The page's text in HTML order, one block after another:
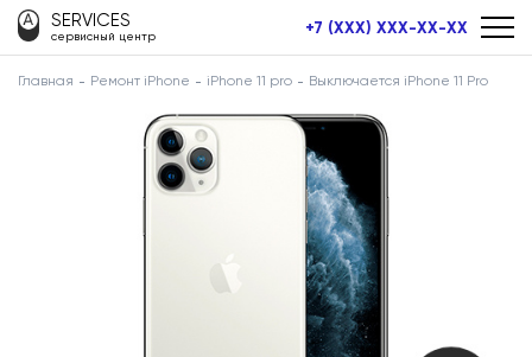
SERVICES
сервисный центр +7 (XXX) XXX-XX-XX
Главная Ремонт iPhone iPhone 11 pro Выключается iPhone 11 Pro